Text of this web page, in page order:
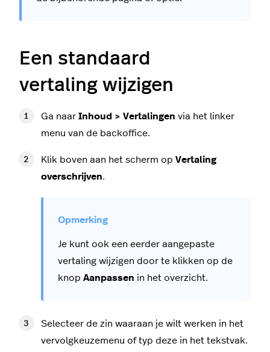
Een standaard
vertaling wijzigen
Ga naar Inhoud > Vertalingen via het linker
menu van de backoffice.
Klik boven aan het scherm op Vertaling
overschrijven.
Je kunt ook een eerder aangepaste
vertaling wijzigen door te klikken op de
knop Aanpassen in het overzicht.
Selecteer de zin waaraan je wilt werken in het
vervolgkeuzemenu of typ deze in het tekstvak.